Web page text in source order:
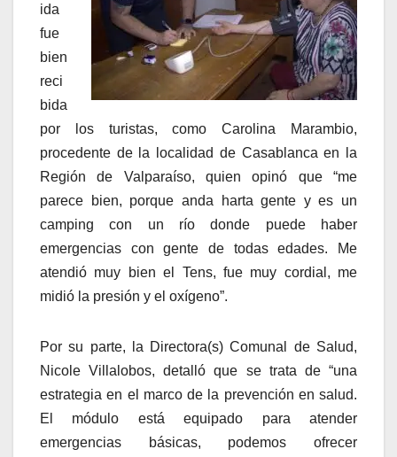
ida
fue
bien
reci
bida
por los turistas, como Carolina Marambio,
procedente de la localidad de Casablanca en la
Región de Valparaíso, quien opinó que “me
parece bien, porque anda harta gente y es un
camping con un río donde puede haber
emergencias con gente de todas edades. Me
atendió muy bien el Tens, fue muy cordial, me
midió la presión y el oxígeno”.
Por su parte, la Directora(s) Comunal de Salud,
Nicole Villalobos, detalló que se trata de “una
estrategia en el marco de la prevención en salud.
El módulo está equipado para atender
emergencias básicas, podemos ofrecer